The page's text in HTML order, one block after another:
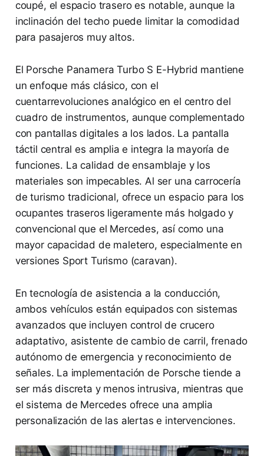
coupé, el espacio trasero es notable, aunque la
inclinación del techo puede limitar la comodidad
para pasajeros muy altos.
El Porsche Panamera Turbo S E-Hybrid mantiene
un enfoque más clásico, con el
cuentarrevoluciones analógico en el centro del
cuadro de instrumentos, aunque complementado
con pantallas digitales a los lados. La pantalla
táctil central es amplia e integra la mayoría de
funciones. La calidad de ensamblaje y los
materiales son impecables. Al ser una carrocería
de turismo tradicional, ofrece un espacio para los
ocupantes traseros ligeramente más holgado y
convencional que el Mercedes, así como una
mayor capacidad de maletero, especialmente en
versiones Sport Turismo (caravan).
En tecnología de asistencia a la conducción,
ambos vehículos están equipados con sistemas
avanzados que incluyen control de crucero
adaptativo, asistente de cambio de carril, frenado
autónomo de emergencia y reconocimiento de
señales. La implementación de Porsche tiende a
ser más discreta y menos intrusiva, mientras que
el sistema de Mercedes ofrece una amplia
personalización de las alertas e intervenciones.